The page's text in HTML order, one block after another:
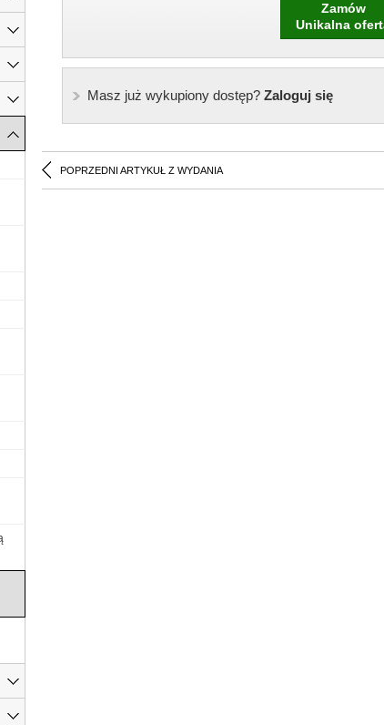
Zamów
Unikalna
Masz już wykupiony dostęp?Zaloguj się
POPRZEDNI ARTYKUŁ Z WYDANIA